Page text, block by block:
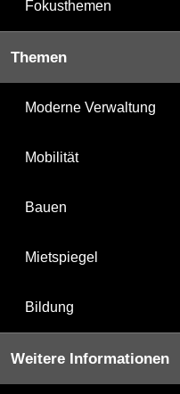
Fokusthemen
Themen
Moderne Verwaltung
Mobilität
Bauen
Mietspiegel
Bildung
Weitere Informationen